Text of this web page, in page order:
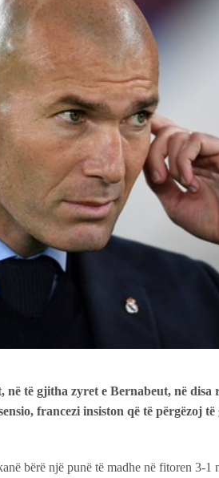
në të gjitha zyret e Bernabeut, në disa
francezi insiston që të përgëzoj
bërë një punë të madhe në fitoren 3-